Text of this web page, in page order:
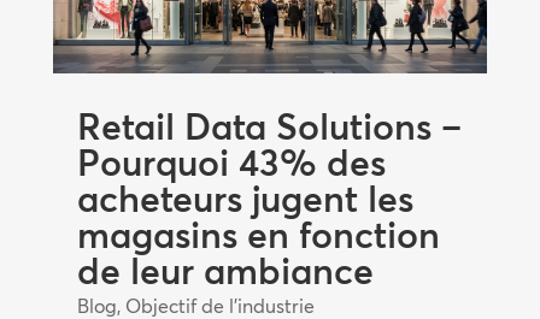
Retail Data Solutions –
Pourquoi 43% des
acheteurs jugent les
magasins en fonction
de leur ambiance
Blog, Objectif de l'industrie